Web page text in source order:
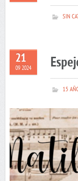
SIN
21
09 2024
15